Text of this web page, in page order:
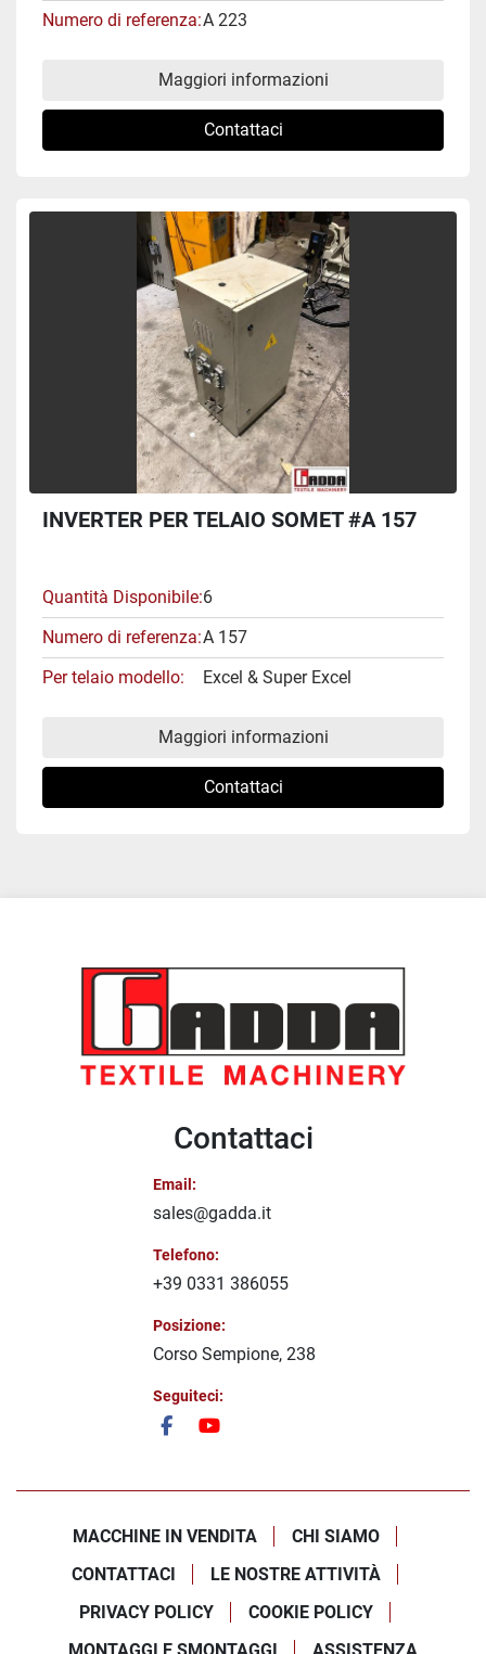
Numero di referenza A 223
Maggiori informazioni
Contattaci
INVERTER PER TELAIO SOMET #A 157
Quantità Disponibile 6
Numero di referenza A 157
Per telaio modello
Excel & Super Excel
Maggiori informazioni
Contattaci
Contattaci
Email:
sales@gadda.it
Telefono:
+39 0331 386055
Posizione:
Corso Sempione, 238
Seguiteci:
facebookyoutube
MACCHINE IN VENDITA
CHI SIAMO
CONTATTACI
LE NOSTRE ATTIVITÀ
PRIVACY POLICY
COOKIE POLICY